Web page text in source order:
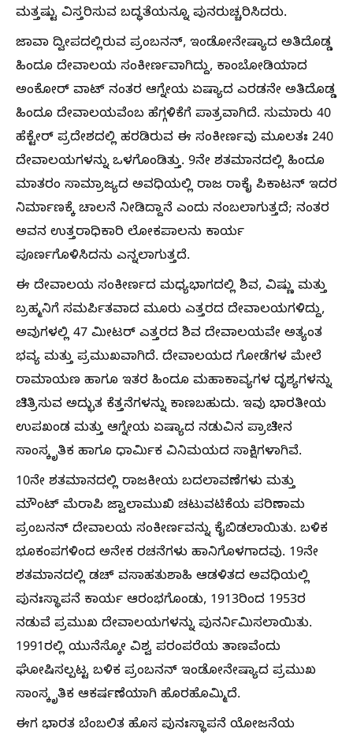
ಮತ್ತಷ್ಟು ವಿಸ್ತರಿಸುವ ಬದ್ಧತೆಯನ್ನೂ ಪುನರುಚ್ಚರಿಸಿದರು.
ಜಾವಾ ದ್ವೀಪದಲ್ಲಿರುವ ಪ್ರಂಬನನ್, ಇಂಡೋನೇಷ್ಯಾದ ಅತಿದೊಡ್ಡ
ಹಿಂದೂ ದೇವಾಲಯ ಸಂಕೀರ್ಣವಾಗಿದ್ದು, ಕಾಂಬೋಡಿಯಾದ
ಅಂಕೋರ್ ವಾಟ್ ನಂತರ ಆಗ್ನೇಯ ಏಷ್ಯಾದ ಎರಡನೇ ಅತಿದೊಡ್ಡ
ಹಿಂದೂ ದೇವಾಲಯವೆಂಬ ಹೆಗ್ಗಳಿಕೆಗೆ ಪಾತ್ರವಾಗಿದೆ. ಸುಮಾರು 40
ಹೆಕ್ಟೇರ್ ಪ್ರದೇಶದಲ್ಲಿ ಹರಡಿರುವ ಈ ಸಂಕೀರ್ಣವು ಮೂಲತಃ 240
ದೇವಾಲಯಗಳನ್ನು ಒಳಗೊಂಡಿತ್ತು. 9ನೇ ಶತಮಾನದಲ್ಲಿ ಹಿಂದೂ
ಮಾತರಂ ಸಾಮ್ರಾಜ್ಯದ ಅವಧಿಯಲ್ಲಿ ರಾಜ ರಾಕೈ ಪಿಕಾಟನ್ ಇದರ
ನಿರ್ಮಾಣಕ್ಕೆ ಚಾಲನೆ ನೀಡಿದ್ದಾನೆ ಎಂದು ನಂಬಲಾಗುತ್ತದೆ; ನಂತರ
ಅವನ ಉತ್ತರಾಧಿಕಾರಿ ಲೋಕಪಾಲನು ಕಾರ್ಯ
ಪೂರ್ಣಗೊಳಿಸಿದನು ಎನ್ನಲಾಗುತ್ತದೆ.
ಈ ದೇವಾಲಯ ಸಂಕೀರ್ಣದ ಮಧ್ಯಭಾಗದಲ್ಲಿ ಶಿವ, ವಿಷ್ಣು ಮತ್ತು
ಬ್ರಹ್ಮನಿಗೆ ಸಮರ್ಪಿತವಾದ ಮೂರು ಎತ್ತರದ ದೇವಾಲಯಗಳಿದ್ದು,
ಅವುಗಳಲ್ಲಿ 47 ಮೀಟರ್ ಎತ್ತರದ ಶಿವ ದೇವಾಲಯವೇ ಅತ್ಯಂತ
ಭವ್ಯ ಮತ್ತು ಪ್ರಮುಖವಾಗಿದೆ. ದೇವಾಲಯದ ಗೋಡೆಗಳ ಮೇಲೆ
ರಾಮಾಯಣ ಹಾಗೂ ಇತರ ಹಿಂದೂ ಮಹಾಕಾವ್ಯಗಳ ದೃಶ್ಯಗಳನ್ನು
ಚಿತ್ರಿಸುವ ಅದ್ಭುತ ಕೆತ್ತನೆಗಳನ್ನು ಕಾಣಬಹುದು. ಇವು ಭಾರತೀಯ
ಉಪಖಂಡ ಮತ್ತು ಆಗ್ನೇಯ ಏಷ್ಯಾದ ನಡುವಿನ ಪ್ರಾಚೀನ
ಸಾಂಸ್ಕೃತಿಕ ಹಾಗೂ ಧಾರ್ಮಿಕ ವಿನಿಮಯದ ಸಾಕ್ಷಿಗಳಾಗಿವೆ.
10ನೇ ಶತಮಾನದಲ್ಲಿ ರಾಜಕೀಯ ಬದಲಾವಣೆಗಳು ಮತ್ತು
ಮೌಂಟ್ ಮೆರಾಪಿ ಜ್ವಾಲಾಮುಖಿ ಚಟುವಟಿಕೆಯ ಪರಿಣಾಮ
ಪ್ರಂಬನನ್ ದೇವಾಲಯ ಸಂಕೀರ್ಣವನ್ನು ಕೈಬಿಡಲಾಯಿತು. ಬಳಿಕ
ಭೂಕಂಪಗಳಿಂದ ಅನೇಕ ರಚನೆಗಳು ಹಾನಿಗೊಳಗಾದವು. 19ನೇ
ಶತಮಾನದಲ್ಲಿ ಡಚ್ ವಸಾಹತುಶಾಹಿ ಆಡಳಿತದ ಅವಧಿಯಲ್ಲಿ
ಪುನಃಸ್ಥಾಪನೆ ಕಾರ್ಯ ಆರಂಭಗೊಂಡು, 1913ರಿಂದ 1953ರ
ನಡುವೆ ಪ್ರಮುಖ ದೇವಾಲಯಗಳನ್ನು ಪುನರ್ನಿಮಿಸಲಾಯಿತು.
1991ರಲ್ಲಿ ಯುನೆಸ್ಕೋ ವಿಶ್ವ ಪರಂಪರೆಯ ತಾಣವೆಂದು
ಘೋಷಿಸಲ್ಪಟ್ಟ ಬಳಿಕ ಪ್ರಂಬನನ್ ಇಂಡೋನೇಷ್ಯಾದ ಪ್ರಮುಖ
ಸಾಂಸ್ಕೃತಿಕ ಆಕರ್ಷಣೆಯಾಗಿ ಹೊರಹೊಮ್ಮಿದೆ.
ಈಗ ಭಾರತ ಬೆಂಬಲಿತ ಹೊಸ ಪುನಃಸ್ಥಾಪನೆ ಯೋಜನೆಯ